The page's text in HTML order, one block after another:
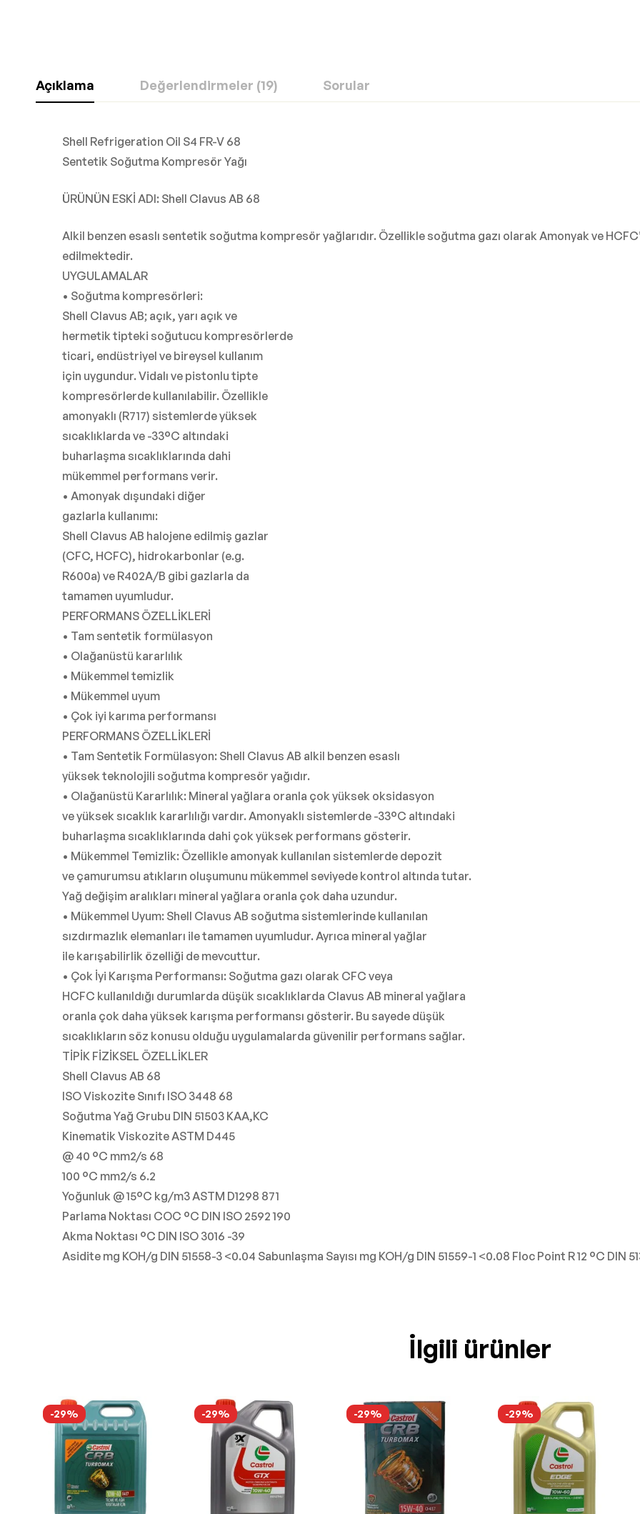
Açıklama Değerlendirmeler (19) Sorular
Shell Refrigeration Oil S4 FR-V 68
Sentetik Soğutma Kompresör Yağı
ÜRÜNÜN ESKİ ADI: Shell Clavus AB 68
Alkil benzen esaslı sentetik soğutma kompresör yağlarıdır. Özellikle soğutma gazı olarak Amonyak ve
edilmektedir.
UYGULAMALAR
• Soğutma kompresörleri:
Shell Clavus AB; açık, yarı açık ve
hermetik tipteki soğutucu kompresörlerde
ticari, endüstriyel ve bireysel kullanım
için uygundur. Vidalı ve pistonlu tipte
kompresörlerde kullanılabilir. Özellikle
amonyaklı (R717) sistemlerde yüksek
sıcaklıklarda ve -33°C altındaki
buharlaşma sıcaklıklarında dahi
mükemmel performans verir.
• Amonyak dışundaki diğer
gazlarla kullanımı:
Shell Clavus AB halojene edilmiş gazlar
(CFC, HCFC), hidrokarbonlar (e.g.
R600a) ve R402A/B gibi gazlarla da
tamamen uyumludur.
PERFORMANS ÖZELLİKLERİ
• Tam sentetik formülasyon
• Olağanüstü kararlılık
• Mükemmel temizlik
• Mükemmel uyum
• Çok iyi karıma performansı
PERFORMANS ÖZELLİKLERİ
• Tam Sentetik Formülasyon: Shell Clavus AB alkil benzen esaslı
yüksek teknolojili soğutma kompresör yağıdır.
• Olağanüstü Kararlılık: Mineral yağlara oranla çok yüksek oksidasyon
ve yüksek sıcaklık kararlılığı vardır. Amonyaklı sistemlerde -33°C altındaki
buharlaşma sıcaklıklarında dahi çok yüksek performans gösterir.
• Mükemmel Temizlik: Özellikle amonyak kullanılan sistemlerde depozit
ve çamurumsu atıkların oluşumunu mükemmel seviyede kontrol altında tutar.
Yağ değişim aralıkları mineral yağlara oranla çok daha uzundur.
• Mükemmel Uyum: Shell Clavus AB soğutma sistemlerinde kullanılan
sızdırmazlık elemanları ile tamamen uyumludur. Ayrıca mineral yağlar
ile karışabilirlik özelliği de mevcuttur.
• Çok İyi Karışma Performansı: Soğutma gazı olarak CFC veya
HCFC kullanıldığı durumlarda düşük sıcaklıklarda Clavus AB mineral yağlara
oranla çok daha yüksek karışma performansı gösterir. Bu sayede düşük
sıcaklıkların söz konusu olduğu uygulamalarda güvenilir performans sağlar.
TİPİK FİZİKSEL ÖZELLİKLER
Shell Clavus AB 68
ISO Viskozite Sınıfı ISO 3448 68
Soğutma Yağ Grubu DIN 51503 KAA,KC
Kinematik Viskozite ASTM D445
@ 40 °C mm2/s 68
100 °C mm2/s 6.2
Yoğunluk @ 15°C kg/m3 ASTM D1298 871
Parlama Noktası COC °C DIN ISO 2592 190
Akma Noktası °C DIN ISO 3016 -39
Asidite mg KOH/g DIN 51558-3 <0.04 Sabunlaşma Sayısı mg KOH/g DIN 51559-1 <0.08 Floc Point R 12 °C DIN
İlgili ürünler
-29% -29% -29% -29%